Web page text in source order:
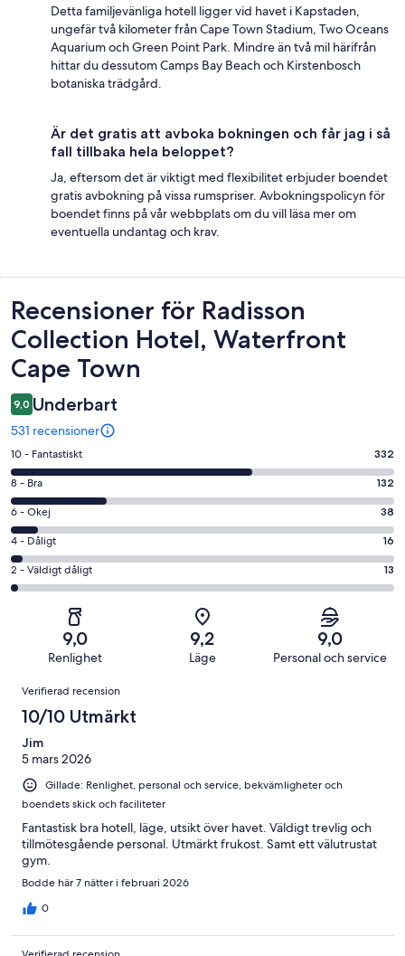
Detta familjevänliga hotell ligger vid havet i Kapstaden,
ungefär två kilometer från Cape Town Stadium, Two Oceans
Aquarium och Green Point Park. Mindre än två mil härifrån
hittar du dessutom Camps Bay Beach och Kirstenbosch
botaniska trädgård.
Är det gratis att avboka bokningen och får jag i så
fall tillbaka hela beloppet?
Ja, eftersom det är viktigt med flexibilitet erbjuder boendet
gratis avbokning på vissa rumspriser. Avbokningspolicyn för
boendet finns på vår webbplats om du vill läsa mer om
eventuella undantag och krav.
Recensioner
Recensioner för Radisson
Collection Hotel, Waterfront
Cape Town
9,0 Underbart
531 recensioner
10
-
Fantastiskt
i
betyg.
332
av
531
recensioner
10 - Fantastiskt 332
8
-
Bra
i
betyg.
132
recensioner
8 - Bra 132
6
-
Okej
i
betyg.
recensioner
6 - Okej 38
4
-
Dåligt
recensioner
4 - Dåligt 16
2
-
betyg.
13
531
recensioner
2 - Väldigt dåligt 13
9,0
Renlighet
9,2
Läge
9,0
Personal och service
Recensioner
Verifierad recension
10/10 Utmärkt
Jim
5 mars 2026
Gillade: Renlighet, personal och service, bekvämligheter och
boendets skick och faciliteter
Fantastisk bra hotell, läge, utsikt över havet. Väldigt trevlig och
tillmötesgående personal. Utmärkt frukost. Samt ett välutrustat
gym.
Bodde här 7 nätter i februari 2026
0